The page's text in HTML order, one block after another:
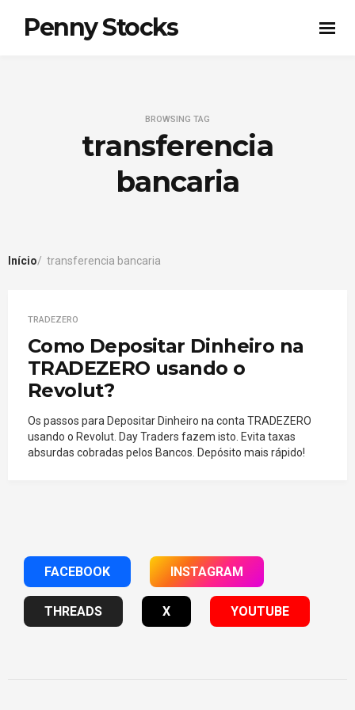
Penny Stocks
BROWSING TAG
transferencia
bancaria
Início transferencia bancaria
TRADEZERO
Como Depositar Dinheiro na
TRADEZERO usando o
Revolut?
Os passos para Depositar Dinheiro na conta TRADEZERO
usando o Revolut. Day Traders fazem isto. Evita taxas
absurdas cobradas pelos Bancos. Depósito mais rápido!
FACEBOOK INSTAGRAM
THREADS X YOUTUBE